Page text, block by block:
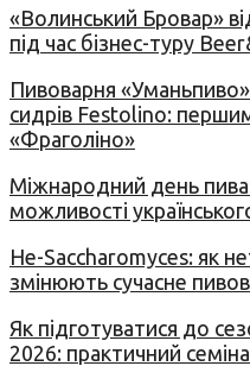
«Волинський Бровар»
під час бізнес-туру
Пивоварня «Уманьпиво»
сидрів Festolino:
«Фраголіно»
Міжнародний день
можливості
Не-Saccharomyces: як
змінюють сучасне
Як підготуватися до
2026: практичний